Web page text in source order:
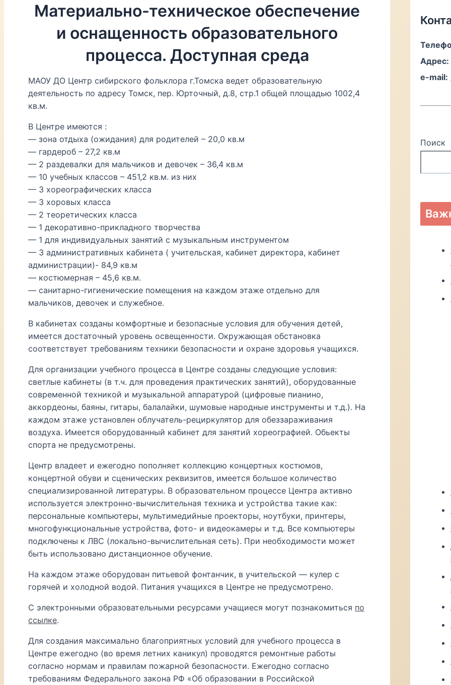
Материально-техническое обеспечение
и оснащенность образовательного
процесса. Доступная среда
МАОУ ДО Центр сибирского фольклора г.Томска ведет образовательную
деятельность по адресу Томск, пер. Юрточный, д.8, стр.1 общей площадью 1002,4
кв.м.
В Центре имеются :
— зона отдыха (ожидания) для родителей – 20,0 кв.м
— гардероб – 27,2 кв.м
— 2 раздевалки для мальчиков и девочек – 36,4 кв.м
— 10 учебных классов – 451,2 кв.м. из них
— 3 хореографических класса
— 3 хоровых класса
— 2 теоретических класса
— 1 декоративно-прикладного творчества
— 1 для индивидуальных занятий с музыкальным инструментом
— 3 административных кабинета ( учительская, кабинет директора, кабинет
администрации)- 84,9 кв.м
— костюмерная – 45,6 кв.м.
— санитарно-гигиенические помещения на каждом этаже отдельно для
мальчиков, девочек и служебное.
В кабинетах созданы комфортные и безопасные условия для обучения детей,
имеется достаточный уровень освещенности. Окружающая обстановка
соответствует требованиям техники безопасности и охране здоровья учащихся.
Для организации учебного процесса в Центре созданы следующие условия:
светлые кабинеты (в т.ч. для проведения практических занятий), оборудованные
современной техникой и музыкальной аппаратурой (цифровые пианино,
аккордеоны, баяны, гитары, балалайки, шумовые народные инструменты и т.д.). На
каждом этаже установлен облучатель-рециркулятор для обеззараживания
воздуха. Имеется оборудованный кабинет для занятий хореографией. Обьекты
спорта не предусмотрены.
Центр владеет и ежегодно пополняет коллекцию концертных костюмов,
концертной обуви и сценических реквизитов, имеется большое количество
специализированной литературы. В образовательном процессе Центра активно
используется электронно-вычислительная техника и устройства такие как:
персональные компьютеры, мультимедийные проекторы, ноутбуки, принтеры,
многофункциональные устройства, фото- и видеокамеры и т.д. Все компьютеры
подключены к ЛВС (локально-вычислительная сеть). При необходимости может
быть использовано дистанционное обучение.
На каждом этаже оборудован питьевой фонтанчик, в учительской — кулер с
горячей и холодной водой. Питания учащихся в Центре не предусмотрено.
С электронными образовательными ресурсами учащиеся могут познакомиться по
ссылке.
Для создания максимально благоприятных условий для учебного процесса в
Центре ежегодно (во время летних каникул) проводятся ремонтные работы
согласно нормам и правилам пожарной безопасности. Ежегодно согласно
требованиям Федерального закона РФ «Об образовании в Российской
Адрес:
e-mail:
Поиск